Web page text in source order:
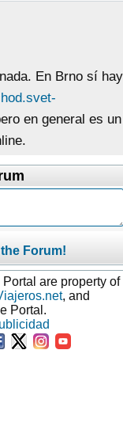
En Brno sí hay
en general es un
Forum!
are property of
, and
Portal.